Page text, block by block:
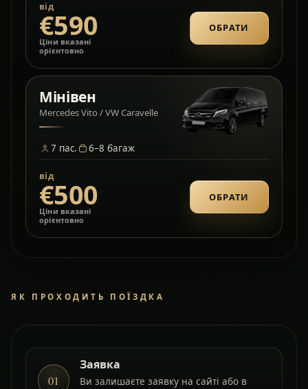
від
€590
Ціни вказані
орієнтовно
ОБРАТИ
Мінівен
Mercedes Vito / VW Caravelle
7 пас. 6–8 багаж
від
€500
Ціни вказані
орієнтовно
ОБРАТИ
ЯК ПРОХОДИТЬ ПОЇЗДКА
01
Заявка
Ви залишаєте заявку на сайті або в